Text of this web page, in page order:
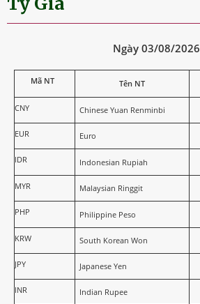
Ngày 03/08/2026
Mã NT Tên NT
CNY Chinese Yuan Renminbi
EUR Euro
IDR Indonesian Rupiah
MYR Malaysian Ringgit
PHP Philippine Peso
KRW South Korean Won
JPY Japanese Yen
INR Indian Rupee